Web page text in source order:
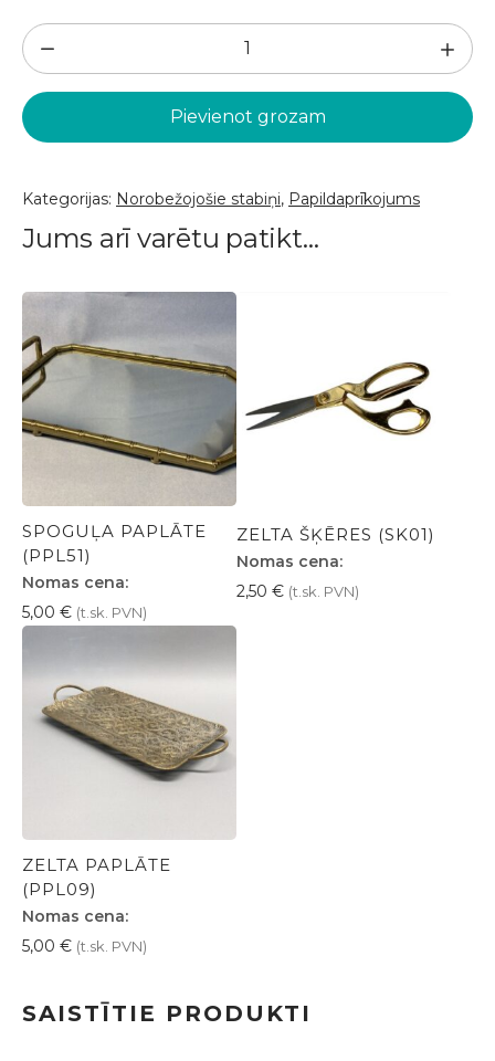
Zelta
norobežojošie
stabiņi
1gab.
daudzums
Pievienot grozam
Kategorijas: Norobežojošie stabiņi, Papildaprīkojums
Jums arī varētu patikt…
SPOGUĻA PAPLĀTE
(PPL51)
Nomas cena:
5,00 € (t.sk. PVN)
ZELTA ŠĶĒRES (SK01)
Nomas cena:
2,50 € (t.sk. PVN)
ZELTA PAPLĀTE
(PPL09)
Nomas cena:
5,00 € (t.sk. PVN)
SAISTĪTIE PRODUKTI